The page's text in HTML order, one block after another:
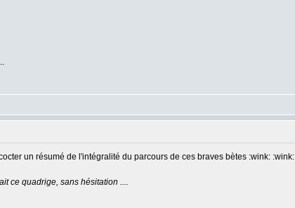
un résumé de l'intégralité du parcours de ces braves bètes :wink: :wink:
ce quadrige, sans hésitation ....